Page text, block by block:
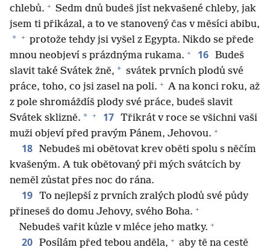
chlebů. + Sedm dnů budeš jíst nekvašené chleby, jak
jsem ti přikázal, a to ve stanovený čas v měsíci abibu,
* + protože tehdy jsi vyšel z Egypta. Nikdo se přede
mnou neobjeví s prázdnýma rukama. + 16 Budeš
slavit také Svátek žně, * svátek prvních plodů své
práce, toho, co jsi zasel na poli. + A na konci roku, až
z pole shromáždíš plody své práce, budeš slavit
Svátek sklizně. * + 17 Třikrát v roce se všichni vaši
muži objeví před pravým Pánem, Jehovou. +
18 Nebudeš mi obětovat krev oběti spolu s něčím
kvašeným. A tuk obětovaný při mých svátcích by
neměl zůstat přes noc do rána.
19 To nejlepší z prvních zralých plodů své půdy
přineseš do domu Jehovy, svého Boha. +
Nebudeš vařit kůzle v mléce jeho matky. +
20 Posílám před tebou anděla, + aby tě na cestě